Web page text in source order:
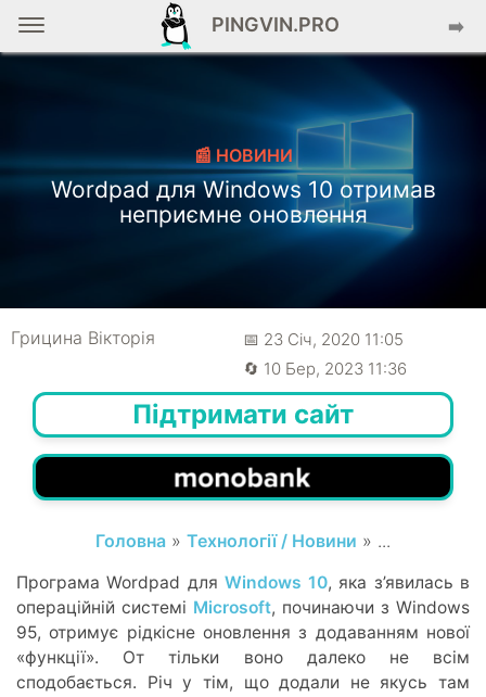
PINGVIN.PRO ➡️
📰 НОВИНИ
Wordpad для Windows 10 отримав
неприємне оновлення
Грицина Вікторія
📅 23 Січ, 2020 11:05
🔄 10 Бер, 2023 11:36
Підтримати сайт
Головна » Технології / Новини » ...
Програма Wordpad для Windows 10, яка з’явилась в
операційній системі Microsoft, починаючи з Windows
95, отримує рідкісне оновлення з додаванням нової
«функції». От тільки воно далеко не всім
сподобається. Річ у тім, що додали не якусь там